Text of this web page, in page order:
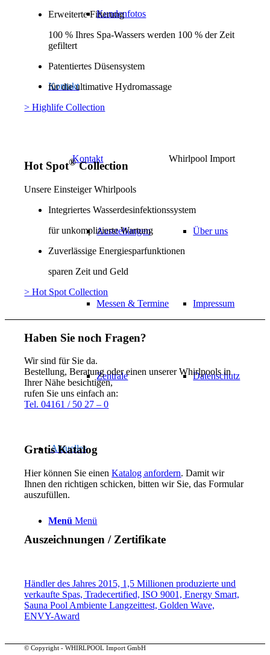
Kundenfotos
Kontakt
Kontakt
Ausstellungen
Messen & Termine
Zentrale
Whirlpool Import
Über uns
Impressum
Datenschutz
Aktuelles
Menü Menü
Erweiterte Filterung
100 % Ihres Spa-Wassers werden 100 % der Zeit
gefiltert
Patentiertes Düsensystem
für die ultimative Hydromassage
> Highlife Collection
Hot Spot®Collection
Unsere Einsteiger Whirlpools
Integriertes Wasserdesinfektionssystem
für unkomplizierte Wartung
Zuverlässige Energiesparfunktionen
sparen Zeit und Geld
> Hot Spot Collection
Haben Sie noch Fragen?
Wir sind für Sie da.
Bestellung, Beratung oder einen unserer Whirlpools in
Ihrer Nähe besichtigen,
rufen Sie uns einfach an:
Tel. 04161 / 50 27 – 0
Gratis Katalog
Hier können Sie einenKatalog anfordern. Damit wir
Ihnen den richtigen schicken, bitten wir Sie, das Formular
auszufüllen.
Auszeichnungen / Zertifikate
Händler des Jahres 2015, 1,5 Millionen produzierte und
verkaufte Spas, Tradecertified, ISO 9001, Energy Smart,
Sauna Pool Ambiente Langzeittest, Golden Wave,
ENVY-Award
© Copyright - WHIRLPOOL Import GmbH